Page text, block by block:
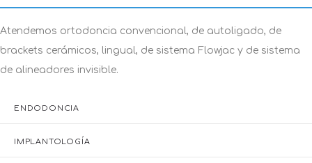
ENDODONCIA
Tratamiento de elección para casos de lesiones cariosas
dolor, o de un proceso infeccioso de origen dental.
IMPLANTOLOGÍA